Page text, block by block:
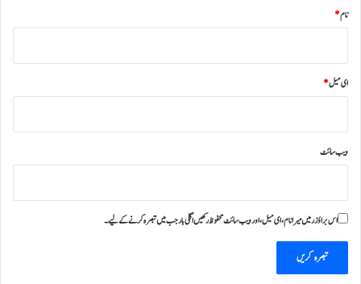
نام*
ای میل*
ویب‌ سائٹ
اس براؤزر میں میرا نام، ای میل، اور ویب سائٹ محفوظ رکھیں اگلی بار جب میں تبصرہ کرنے کےلیے۔